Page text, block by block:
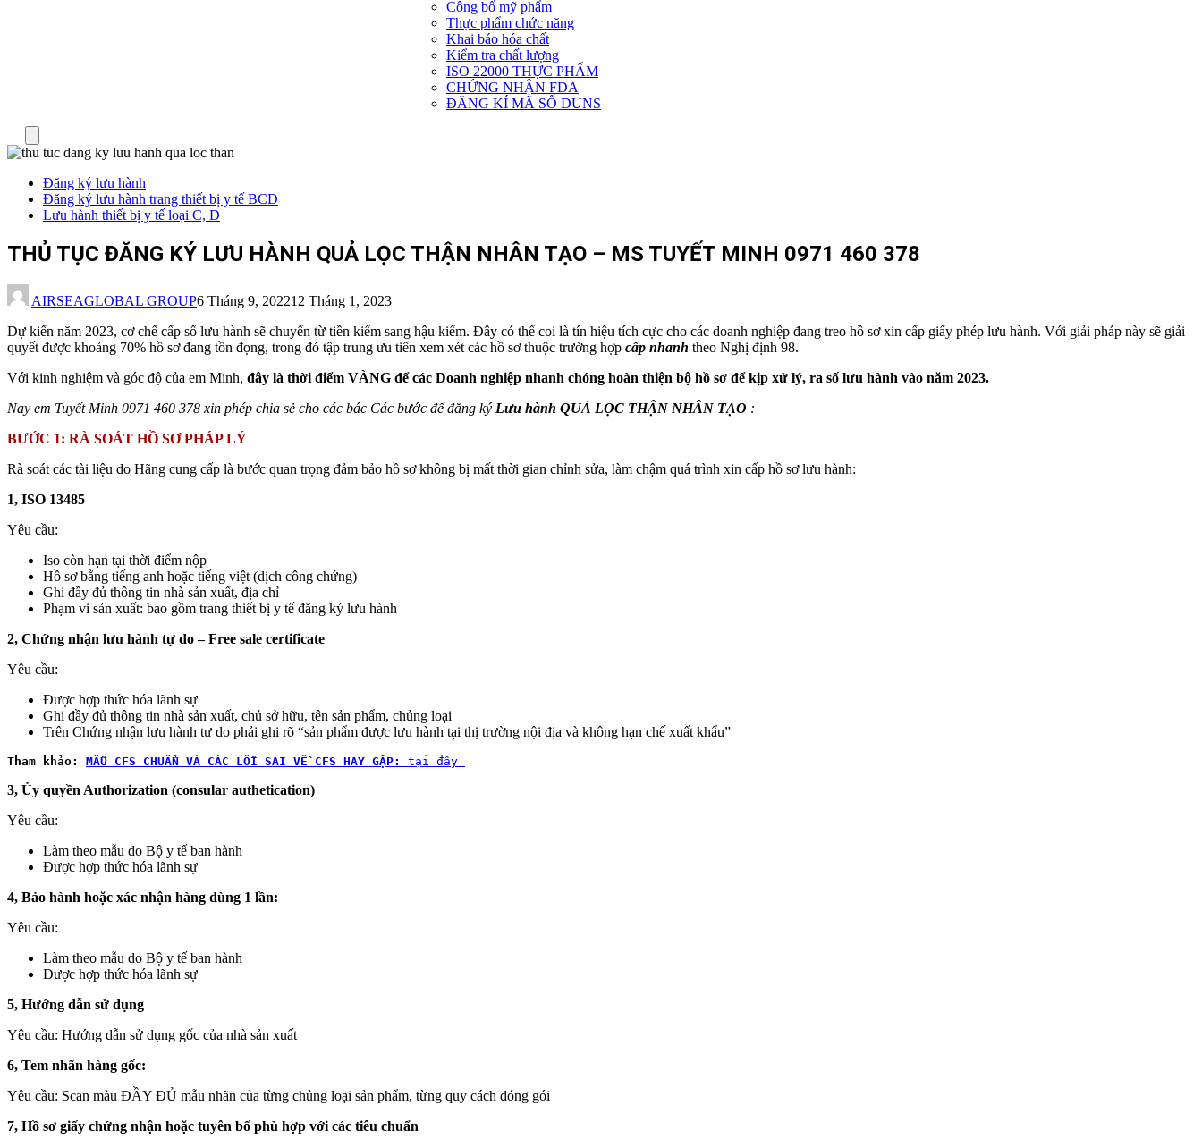
Dịch
vụ
khác
Công bố mỹ phẩm
Thực phẩm chức năng
Khai báo hóa chất
Kiểm tra chất lượng
ISO 22000 THỰC PHẨM
CHỨNG NHẬN FDA
ĐĂNG KÍ MÃ SỐ DUNS
Đăng ký lưu hành
Đăng ký lưu hành trang thiết bị y tế BCD
Lưu hành thiết bị y tế loại C, D
THỦ TỤC ĐĂNG KÝ LƯU HÀNH QUẢ LỌC THẬN NHÂN TẠO – MS TUYẾT MINH 0971 460 378
AIRSEAGLOBAL GROUP6 Tháng 9, 202212 Tháng 1, 2023
Dự kiến năm 2023, cơ chế cấp số lưu hành sẽ chuyển từ tiền kiểm sang hậu kiểm. Đây có thể coi là tín hiệu tích cực cho các doanh nghiệp đang treo hồ sơ xin cấp giấy phép lưu hành. Với giải pháp này sẽ giải
quyết được khoảng 70% hồ sơ đang tồn đọng, trong đó tập trung ưu tiên xem xét các hồ sơ thuộc trường hợp cấp nhanh theo Nghị định 98.
Với kinh nghiệm và góc độ của em Minh, đây là thời điểm VÀNG để các Doanh nghiệp nhanh chóng hoàn thiện bộ hồ sơ để kịp xử lý, ra số lưu hành vào năm 2023.
Nay em Tuyết Minh 0971 460 378 xin phép chia sẻ cho các bác Các bước để đăng ký Lưu hành QUẢ LỌC THẬN NHÂN TẠO :
BƯỚC 1: RÀ SOÁT HỒ SƠ PHÁP LÝ
Rà soát các tài liệu do Hãng cung cấp là bước quan trọng đảm bảo hồ sơ không bị mất thời gian chỉnh sửa, làm chậm quá trình xin cấp hồ sơ lưu hành:
1, ISO 13485
Yêu cầu:
Iso còn hạn tại thời điểm nộp
Hồ sơ bằng tiếng anh hoặc tiếng việt (dịch công chứng)
Ghi đầy đủ thông tin nhà sản xuất, địa chỉ
Phạm vi sản xuất: bao gồm trang thiết bị y tế đăng ký lưu hành
2, Chứng nhận lưu hành tự do – Free sale certificate
Yêu cầu:
Được hợp thức hóa lãnh sự
Ghi đầy đủ thông tin nhà sản xuất, chủ sở hữu, tên sản phẩm, chủng loại
Trên Chứng nhận lưu hành tư do phải ghi rõ “sản phẩm được lưu hành tại thị trường nội địa và không hạn chế xuất khẩu”
Tham khảo: MẪU CFS CHUẨN VÀ CÁC LỖI SAI VỀ CFS HAY GẶP: tại đây
3, Ủy quyền Authorization (consular authetication)
Yêu cầu:
Làm theo mẫu do Bộ y tế ban hành
Được hợp thức hóa lãnh sự
4, Bảo hành hoặc xác nhận hàng dùng 1 lần:
Yêu cầu:
Làm theo mẫu do Bộ y tế ban hành
Được hợp thức hóa lãnh sự
5, Hướng dẫn sử dụng
Yêu cầu: Hướng dẫn sử dụng gốc của nhà sản xuất
6, Tem nhãn hàng gốc:
Yêu cầu: Scan màu ĐẦY ĐỦ mẫu nhãn của từng chủng loại sản phẩm, từng quy cách đóng gói
7, Hồ sơ giấy chứng nhận hoặc tuyên bố phù hợp với các tiêu chuẩn